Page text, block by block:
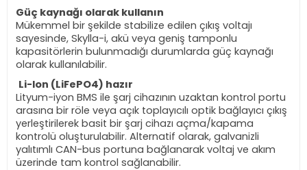
Güç kaynağı olarak kullanın
Mükemmel bir şekilde stabilize edilen çıkış voltajı
sayesinde, Skylla-i, akü veya geniş tamponlu
kapasitörlerin bulunmadığı durumlarda güç kaynağı
olarak kullanılabilir.
Li-Ion (LiFePO4) hazır
Lityum-iyon BMS ile şarj cihazının uzaktan kontrol portu
arasına bir röle veya açık toplayıcılı optik bağlayıcı çıkış
yerleştirilerek basit bir şarj cihazı açma/kapama
kontrolü oluşturulabilir. Alternatif olarak, galvanizli
yalıtımlı CAN-bus portuna bağlanarak voltaj ve akım
üzerinde tam kontrol sağlanabilir.